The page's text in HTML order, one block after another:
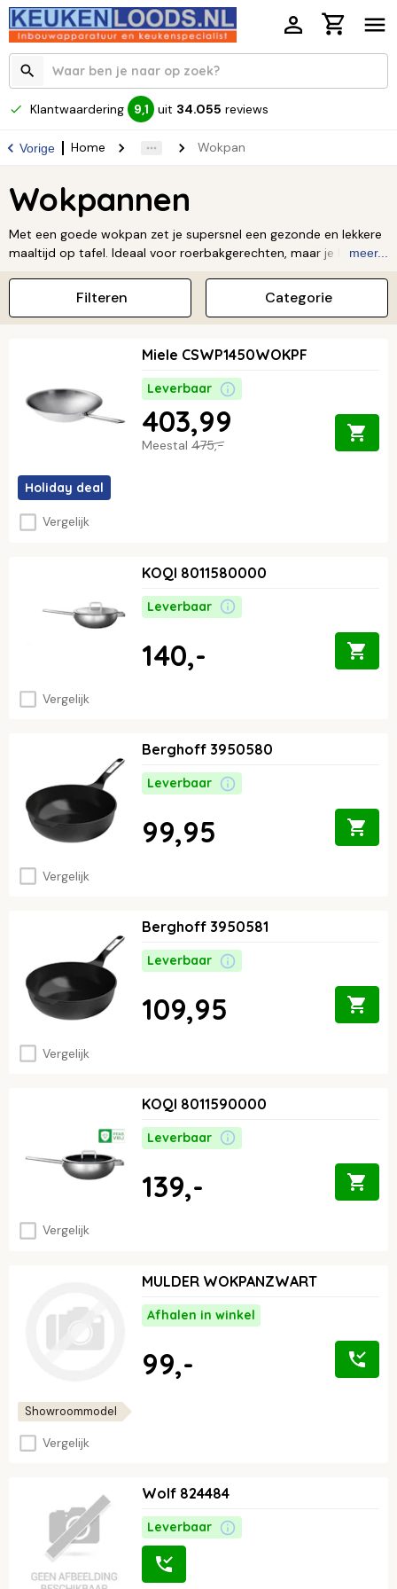
Klantwaardering 9,1 uit 34.055 reviews
Vorige Home Wokpan
Wokpannen
Met een goede wokpan zet je supersnel een gezonde en lekkere
maaltijd op tafel. Ideaal voor roerbakgerechten, maar je kunt er
handig in gebruik en werken op verschillende warmtebronnen,
zoals inductie. Door de unieke vorm van de pan gaart je eten
snel en gelijkmatig, waardoor alle smaken en vitamines goed
bewaard blijven. Haal alles uit jouw Aziatische gerechten en
ontdek de veelzijdigheid van een wokpan.
meer...
Categorie
Filteren
Holiday deal
Vergelijk
Miele CSWP1450WOKPF
Leverbaar
Meestal 475,-
403,99
Vergelijk
KOQI 8011580000
Leverbaar
140,-
Vergelijk
Berghoff 3950580
Leverbaar
99,95
Vergelijk
Berghoff 3950581
Leverbaar
109,95
Vergelijk
KOQI 8011590000
Leverbaar
139,-
Showroommodel
Vergelijk
MULDER WOKPANZWART
Afhalen in winkel
99,-
Wolf 824484
Leverbaar